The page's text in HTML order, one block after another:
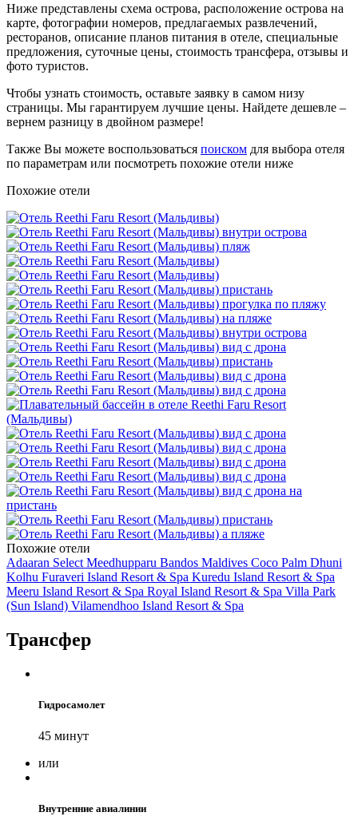
Ниже представлены схема острова, расположение острова на
карте, фотографии номеров, предлагаемых развлечений,
ресторанов, описание планов питания в отеле, специальные
предложения, суточные цены, стоимость трансфера, отзывы и
фото туристов.
Чтобы узнать стоимость, оставьте заявку в самом низу
страницы. Мы гарантируем лучшие цены. Найдете дешевле –
вернем разницу в двойном размере!
Также Вы можете воспользоваться поиском для выбора отеля
по параметрам или посмотреть похожие отели ниже
Похожие отели
Похожие отели
Adaaran Select Meedhupparu Bandos Maldives Coco Palm Dhuni
Kolhu Furaveri Island Resort & Spa Kuredu Island Resort & Spa
Meeru Island Resort & Spa Royal Island Resort & Spa Villa Park
(Sun Island) Vilamendhoo Island Resort & Spa
Трансфер
Гидросамолет
45 минут
или
Внутренние авиалинии